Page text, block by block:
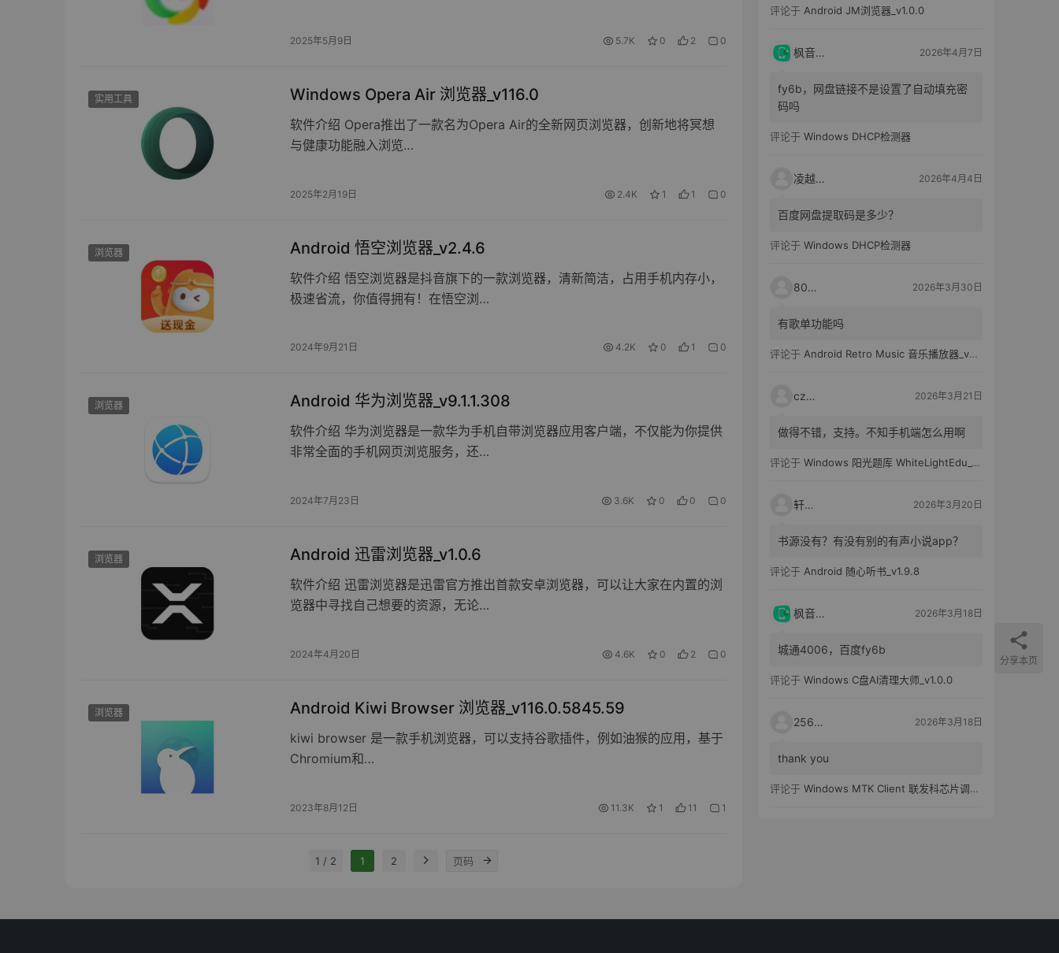
2025年5月9日 5.7K 0 2 0
实用工具 Windows Opera Air 浏览器_v116.0
软件介绍 Opera推出了一款名为Opera Air的全新网页浏览器，创新地将冥想
与健康功能融入浏览…
2025年2月19日 2.4K 1 1 0
浏览器 Android 悟空浏览器_v2.4.6
软件介绍 悟空浏览器是抖音旗下的一款浏览器，清新简洁，占用手机内存小，
极速省流，你值得拥有！在悟空浏…
2024年9月21日 4.2K 0 1 0
浏览器 Android 华为浏览器_v9.1.1.308
软件介绍 华为浏览器是一款华为手机自带浏览器应用客户端，不仅能为你提供
非常全面的手机网页浏览服务，还…
2024年7月23日 3.6K 0 0 0
浏览器 Android 迅雷浏览器_v1.0.6
软件介绍 迅雷浏览器是迅雷官方推出首款安卓浏览器，可以让大家在内置的浏
览器中寻找自己想要的资源，无论…
2024年4月20日 4.6K 0 2 0
浏览器 Android Kiwi Browser 浏览器_v116.0.5845.59
kiwi browser 是一款手机浏览器，可以支持谷歌插件，例如油猴的应用，基于
Chromium和…
2023年8月12日 11.3K 1 11 1
1 / 2 1 2
评论于 Android JM浏览器_v1.0.0
枫音应用 2026年4月7日
fy6b，网盘链接不是设置了自动填充密
码吗
评论于 Windows DHCP检测器
凌越电子 2026年4月4日
百度网盘提取码是多少？
评论于 Windows DHCP检测器
80521 2026年3月30日
有歌单功能吗
评论于 Android Retro Music 音乐播放器_v6.6.0
czh7 2026年3月21日
做得不错，支持。不知手机端怎么用啊
评论于 Windows 阳光题库 WhiteLightEdu_v2.0.0
轩爸 2026年3月20日
书源没有？有没有别的有声小说app？
评论于 Android 随心听书_v1.9.8
枫音应用 2026年3月18日
城通4006，百度fy6b
评论于 Windows C盘AI清理大师_v1.0.0
25651 2026年3月18日
thank you
评论于 Windows MTK Client 联发科芯片调试工具_v2.01 汉化版
分享本页